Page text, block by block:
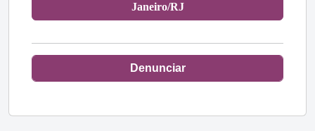
Janeiro/RJ
Denunciar